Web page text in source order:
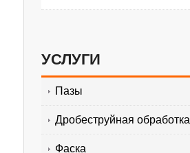
УСЛУГИ
Пазы
Дробеструйная обработка
Фаска